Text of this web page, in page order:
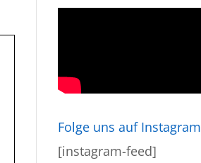
Folge uns auf Instagram
[instagram-feed]